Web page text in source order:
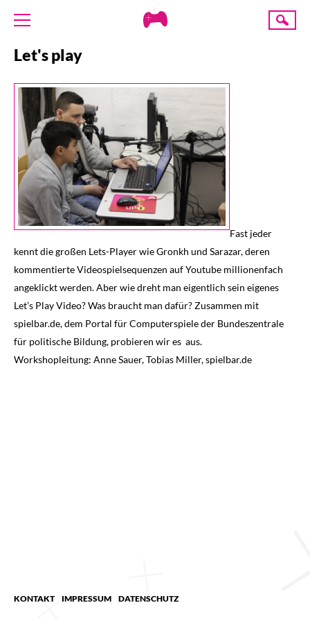
Creative
AKTUELLES
TERMINE
ANGEBOTE
PROJEKTE
PRESSE
SPENDE
Suche
Let's play
Fast jeder
kennt die großen Lets-Player wie Gronkh und Sarazar, deren
kommentierte Videospielsequenzen auf Youtube millionenfach
angeklickt werden. Aber wie dreht man eigentlich sein eigenes
Let’s Play Video? Was braucht man dafür? Zusammen mit
spielbar.de, dem Portal für Computerspiele der Bundeszentrale
für politische Bildung, probieren wir es aus.
Workshopleitung: Anne Sauer, Tobias Miller, spielbar.de
KONTAKT IMPRESSUM DATENSCHUTZ